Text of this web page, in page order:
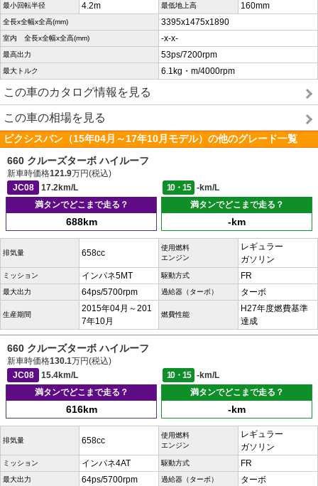
最小回転半径 4.2m 最低地上高 160mm
全長x全幅x全高(mm) 3395x1475x1890
室内 全長x全幅x全高(mm) -x-x-
最高出力 53ps/7200rpm
最大トルク 6.1kg・m/4000rpm
この車のカタログ情報を見る
この車の相場を見る
ピクシスバン（15年04月～17年10月モデル）の他のグレード一覧
660 クルーズターボ ハイルーフ
新車時価格121.9万円(税込)
JC08
17.2km/L 10・15
-km/L
満タンでどこまで走る？
688km
満タンでどこまで走る？
-km
排気量 658cc
使用燃料
エンジン
レギュラー
ガソリン
ミッション インパネ5MT 駆動方式 FR
最大出力 64ps/5700rpm 過給器（ターボ） ターボ
生産期間
2015年04月～201
7年10月
燃費性能
H27年度燃費基準
達成
660 クルーズターボ ハイルーフ
新車時価格130.1万円(税込)
JC08
15.4km/L 10・15
-km/L
満タンでどこまで走る？
616km
満タンでどこまで走る？
-km
排気量 658cc
使用燃料
エンジン
レギュラー
ガソリン
ミッション インパネ4AT 駆動方式 FR
最大出力 64ps/5700rpm 過給器（ターボ） ターボ